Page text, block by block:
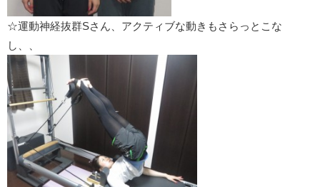
☆運動神経抜群Sさん、アクティブな動きもさらっとこな
し、、